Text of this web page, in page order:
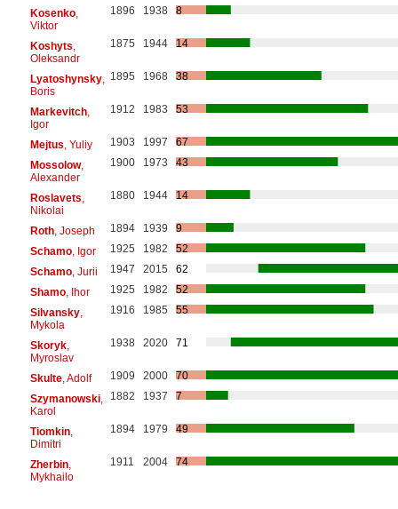
Kosenko,
Viktor
1896 1938 8
Koshyts
Oleksandr
1875 1944 14
Lyatoshynsky,
Boris
1895 1968 38
Markevitch,
Igor
1912 1983 53
Mejtus , Yuliy 1903 1997
67
Mossolow,
Alexander
1900 1973 43
Roslavets
Nikolai
1880 1944 14
Roth, Joseph 1894 1939
9
Schamo, Igor 1925 1982
52
Schamo, Jurii 1947 2015
62
Shamo, Ihor 1925 1982
52
Silvansky,
Mykola
1916 1985 55
Skoryk,
Myroslav
1938 2020 71
Skulte, Adolf 1909 2000
70
Szymanowski,
Karol
1882 1937 7
Tiomkin,
Dimitri
1894 1979 49
Zherbin,
Mykhailo
1911 2004 74